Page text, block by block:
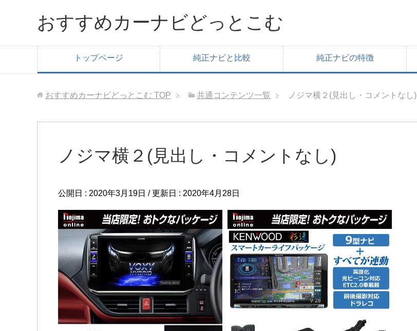
おすすめカーナビどっとこむ
トップページ 純正ナビと比較 純正ナビの特徴
おすすめカーナビどっとこむ TOP 共通コンテンツ一覧 ノジマ横２(見出し・コメントなし)
ノジマ横２(見出し・コメントなし)
公開日 : 2020年3月19日 / 更新日 : 2020年4月28日